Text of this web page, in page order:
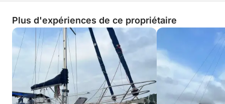
Plus d'expériences de ce propriétaire